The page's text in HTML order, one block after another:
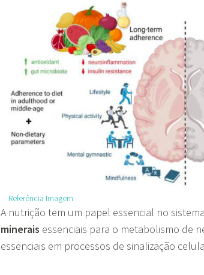
Referência Imagem
A nutrição tem um papel essencial no
minerais essenciais para o metabolismo de
essenciais em processos de sinalização